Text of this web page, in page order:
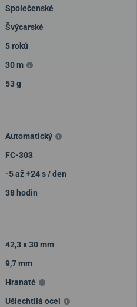
Společenské
Švýcarské
5 roků
30 m
53 g
Automatický
FC-303
-5 až +24 s / den
38 hodin
42,3 x 30 mm
9,7 mm
Hranaté
Ušlechtilá ocel